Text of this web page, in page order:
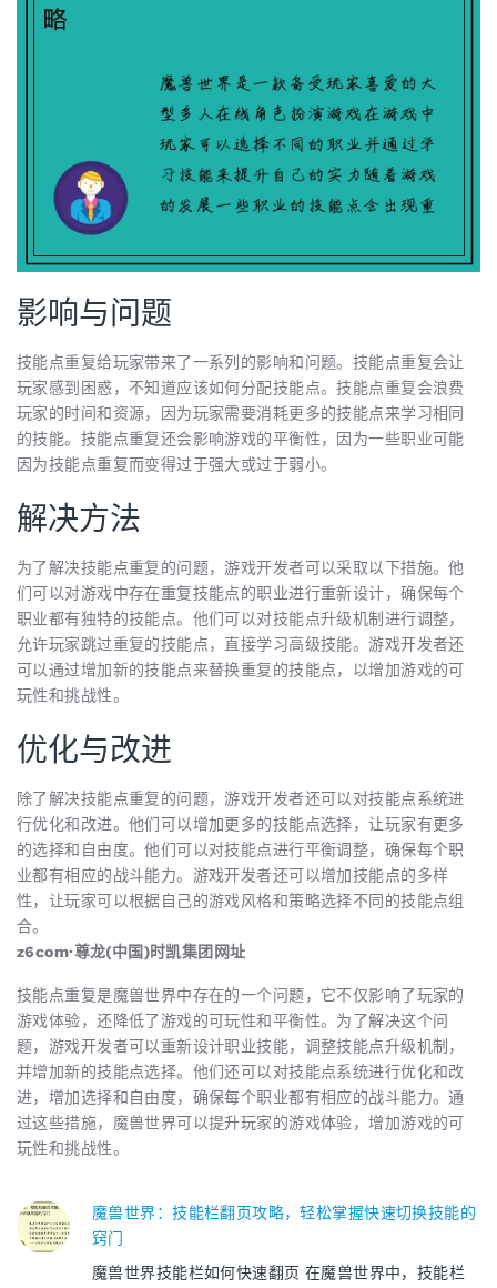
影响与问题
技能点重复给玩家带来了一系列的影响和问题。技能点重复会让
玩家感到困惑，不知道应该如何分配技能点。技能点重复会浪费
玩家的时间和资源，因为玩家需要消耗更多的技能点来学习相同
的技能。技能点重复还会影响游戏的平衡性，因为一些职业可能
因为技能点重复而变得过于强大或过于弱小。
解决方法
为了解决技能点重复的问题，游戏开发者可以采取以下措施。他
们可以对游戏中存在重复技能点的职业进行重新设计，确保每个
职业都有独特的技能点。他们可以对技能点升级机制进行调整，
允许玩家跳过重复的技能点，直接学习高级技能。游戏开发者还
可以通过增加新的技能点来替换重复的技能点，以增加游戏的可
玩性和挑战性。
优化与改进
除了解决技能点重复的问题，游戏开发者还可以对技能点系统进
行优化和改进。他们可以增加更多的技能点选择，让玩家有更多
的选择和自由度。他们可以对技能点进行平衡调整，确保每个职
业都有相应的战斗能力。游戏开发者还可以增加技能点的多样
性，让玩家可以根据自己的游戏风格和策略选择不同的技能点组
合。
z6com·尊龙(中国)时凯集团网址
技能点重复是魔兽世界中存在的一个问题，它不仅影响了玩家的
游戏体验，还降低了游戏的可玩性和平衡性。为了解决这个问
题，游戏开发者可以重新设计职业技能，调整技能点升级机制，
并增加新的技能点选择。他们还可以对技能点系统进行优化和改
进，增加选择和自由度，确保每个职业都有相应的战斗能力。通
过这些措施，魔兽世界可以提升玩家的游戏体验，增加游戏的可
玩性和挑战性。
魔兽世界：技能栏翻页攻略，轻松掌握快速切换技能的
窍门
魔兽世界技能栏如何快速翻页 在魔兽世界中，技能栏